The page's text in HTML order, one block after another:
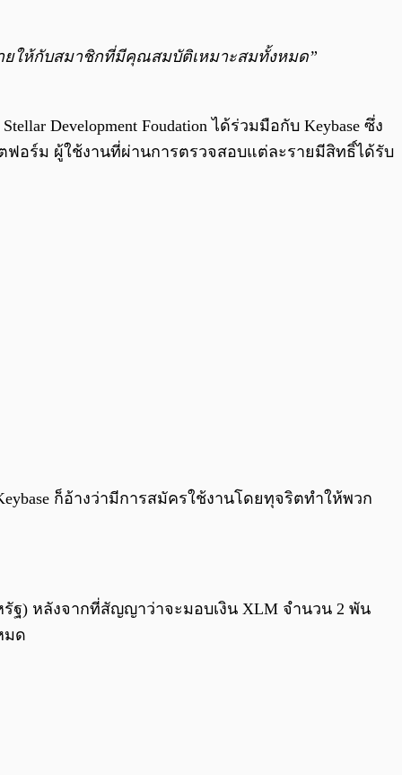
ายให้กับสมาชิกที่มีคุณสมบัติเหมาะสมทั้งหมด”
Development Foudation ได้ร่วมมือกับ Keybase ซึ่ง
ฟอร์ม ผู้ใช้งานที่ผ่านการตรวจสอบแต่ละรายมีสิทธิ์ได้รับ
ก็อ้างว่ามีการสมัครใช้งานโดยทุจริตทำให้พวก
ฐ) หลังจากที่สัญญาว่าจะมอบเงิน XLM จำนวน 2 พัน
มด